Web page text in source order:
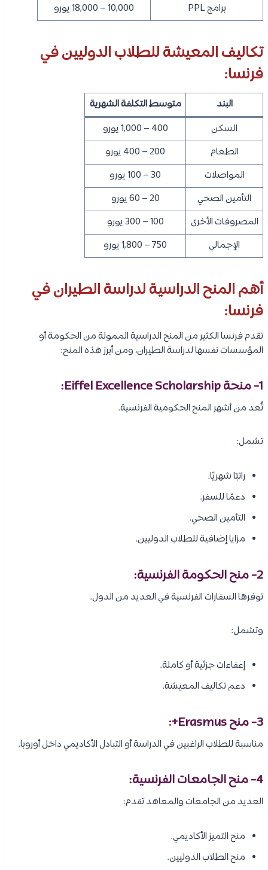
برامج PPL
10,000 – 18,000 يورو
تكاليف المعيشة للطلاب الدوليين في
فرنسا:
البند
متوسط التكلفة الشهرية
السكن
400 – 1,000 يورو
الطعام
200 – 400 يورو
المواصلات
30 – 100 يورو
التأمين الصحي
20 – 60 يورو
المصروفات الأخرى
100 – 300 يورو
الإجمالي
750 – 1,800 يورو
أهم المنح الدراسية لدراسة الطيران في
فرنسا:
تقدم فرنسا الكثير من المنح الدراسية الممولة من الحكومة أو
المؤسسات نفسها لدراسة الطيران، ومن أبرز هذه المنح:
1- منحة Eiffel Excellence Scholarship:
تُعد من أشهر المنح الحكومية الفرنسية.
تشمل:
راتبًا شهريًا.
دعمًا للسفر.
التأمين الصحي.
مزايا إضافية للطلاب الدوليين.
2- منح الحكومة الفرنسية:
توفرها السفارات الفرنسية في العديد من الدول.
وتشمل:
إعفاءات جزئية أو كاملة.
دعم تكاليف المعيشة.
3- منح Erasmus+:
مناسبة للطلاب الراغبين في الدراسة أو التبادل الأكاديمي داخل أوروبا.
4- منح الجامعات الفرنسية:
العديد من الجامعات والمعاهد تقدم:
منح التميز الأكاديمي.
منح الطلاب الدوليين.